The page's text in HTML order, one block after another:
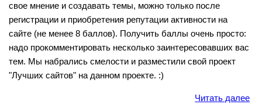
свое мнение и создавать темы, можно только после
регистрации и приобретения репутации активности на
сайте (не менее 8 баллов). Получить баллы очень просто:
надо прокомментировать несколько заинтересовавших вас
тем. Мы набрались смелости и разместили свой проект
"Лучших сайтов" на данном проекте. :)
Читать далее